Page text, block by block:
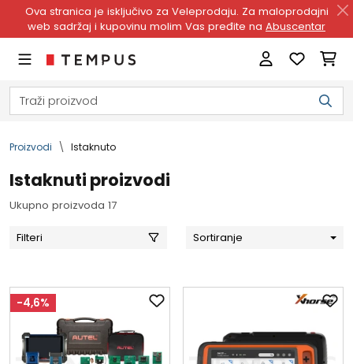
Ova stranica je isključivo za Veleprodaju. Za maloprodajni
web sadržaj i kupovinu molim Vas pređite na Abuscentar
Proizvodi Istaknuto
Istaknuti proizvodi
Ukupno proizvoda 17
Filteri Sortiranje
-4,6%